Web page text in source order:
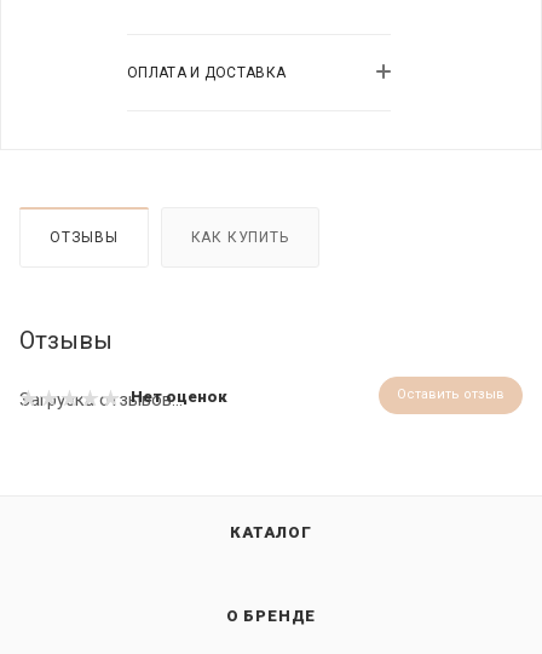
ОПЛАТА И ДОСТАВКА
ОТЗЫВЫ КАК КУПИТЬ
Отзывы
Нет оценок Оставить отзыв
Загрузка отзывов...
КАТАЛОГ
О БРЕНДЕ